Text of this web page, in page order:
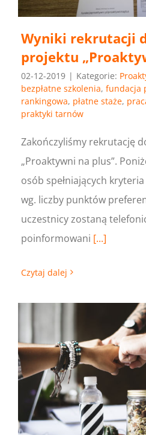
Wyniki rekrutacji
projektu
02-12-2019 | Kategorie:
bezpłatne szkolenia, fundacja
rankingowa, płatne staże,
praktyki tarnów
Zakończyliśmy rekrutację
„Proaktywni na plus”.
osób spełniających
wg. liczby punktów
uczestnicy zostaną
poinformowani [...]
Czytaj dalej